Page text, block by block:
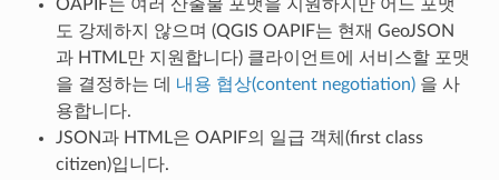
OAPIF는 여러 산출물 포맷을 지원하지만 어느 포맷
도 강제하지 않으며 (QGIS OAPIF는 현재 GeoJSON
과 HTML만 지원합니다) 클라이언트에 서비스할 포맷
을 결정하는 데 내용 협상(content negotiation)을 사
용합니다.
JSON과 HTML은 OAPIF의 일급 객체(first class
citizen)입니다.